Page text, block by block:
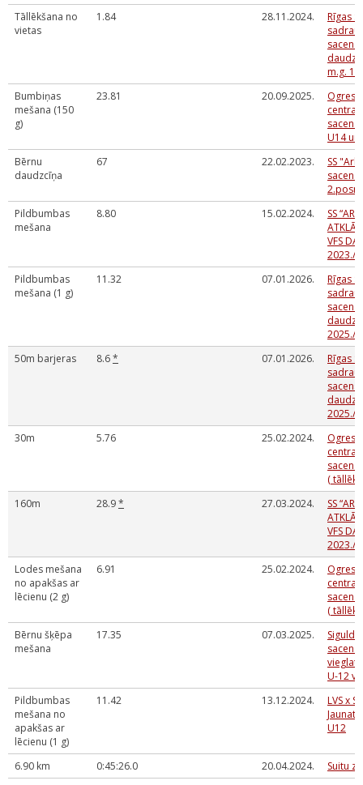
Tāllēkšana no
vietas
1.84 28.11.2024.
Rīgas
m.g. 1.
Bumbiņas
mešana (150
g)
23.81 20.09.2025.
Ogres
centra
U14
Bērnu
daudzcīņa
67 22.02.2023.
SS
Pildbumbas
mešana
8.80 15.02.2024.
SS
VFS
2023./
Pildbumbas
mešana (1 g)
11.32 07.01.2026.
Rīgas
2025./
50m barjeras
8.6* 07.01.2026.
Rīgas
2025./
30m
5.76 25.02.2024.
Ogres
centra
(
160m
28.9* 27.03.2024.
SS
VFS
2023./
Lodes mešana
no apakšas ar
lēcienu (2 g)
6.91 25.02.2024.
Ogres
centra
(
Bērnu šķēpa
mešana
17.35 07.03.2025.
U-12
Pildbumbas
mešana no
apakšas ar
lēcienu (1 g)
11.42 13.12.2024.
LVS x
U12
6.90 km 0:45:26.0 20.04.2024.
Suitu